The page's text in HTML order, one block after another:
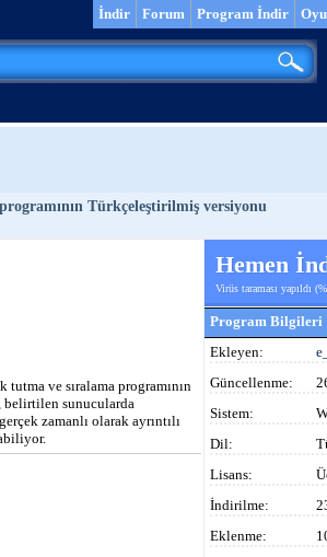
Program İndir
Forum
İndir
Türkçeleştirilmiş versiyonu
ve sıralama programının
belirtilen sunucularda
zamanlı olarak ayrıntılı
Hemen
Virüs taraması yapıldı
Program Bilgileri
Ekleyen:
Güncellenme:
Sistem:
Dil:
Lisans:
İndirilme:
Eklenme: